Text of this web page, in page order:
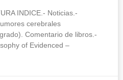
INDICE.- Noticias.-
cerebrales
Comentario de libros.-
of Evidenced –